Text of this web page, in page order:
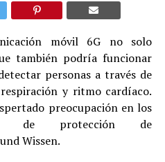
móvil 6G no solo
también podría funcionar
personas a través de
y ritmo cardíaco.
preocupación en los
de protección de
Wissen.